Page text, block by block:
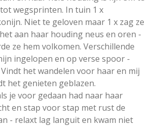
wegsprinten. In tuin 1 x
Niet te geloven maar 1 x zag ze
aan haar houding neus en oren -
ze hem volkomen. Verschillende
ingelopen en op verse spoor -
het wandelen voor haar en mij
het genieten geblazen.
je voor gedaan had naar haar
en stap voor stap met rust de
- relaxt lag languit en kwam niet